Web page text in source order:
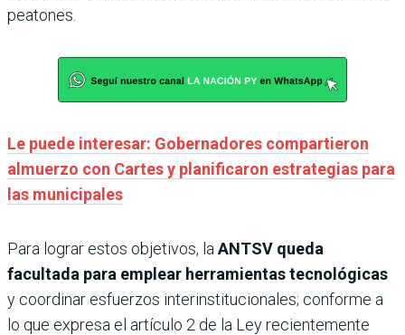
peatones.
Le puede interesar: Gobernadores compartieron
almuerzo con Cartes y planificaron estrategias para
las municipales
Para lograr estos objetivos, la ANTSV queda
facultada para emplear herramientas tecnológicas
y coordinar esfuerzos interinstitucionales; conforme a
lo que expresa el artículo 2 de la Ley recientemente